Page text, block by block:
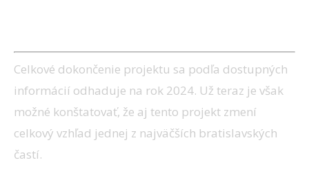
Celkové dokončenie projektu sa podľa dostupných
informácií odhaduje na rok 2024. Už teraz je však
možné konštatovať, že aj tento projekt zmení
celkový vzhľad jednej z najväčších bratislavských
častí.